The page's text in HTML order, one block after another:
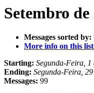
Setembro
Messages sorted by:
More info on this
Starting: Segunda-Feira, 1
Ending: Segunda-Feira,
Messages: 99